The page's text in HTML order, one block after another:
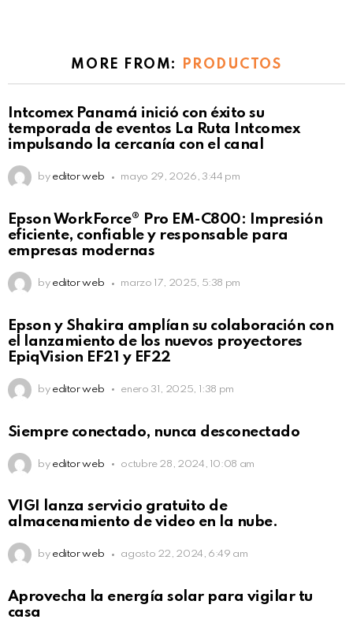
MORE FROM: PRODUCTOS
Intcomex Panamá inició con éxito su
temporada de eventos La Ruta Intcomex
impulsando la cercanía con el canal
by editor web mayo 29, 2026, 3:44 pm
Epson WorkForce® Pro EM-C800: Impresión
eficiente, confiable y responsable para
empresas modernas
by editor web marzo 17, 2025, 5:38 pm
Epson y Shakira amplían su colaboración con
el lanzamiento de los nuevos proyectores
EpiqVision EF21 y EF22
by editor web enero 31, 2025, 1:38 pm
Siempre conectado, nunca desconectado
by editor web octubre 28, 2024, 10:08 am
VIGI lanza servicio gratuito de
almacenamiento de video en la nube.
by editor web agosto 22, 2024, 6:49 am
Aprovecha la energía solar para vigilar tu
casa